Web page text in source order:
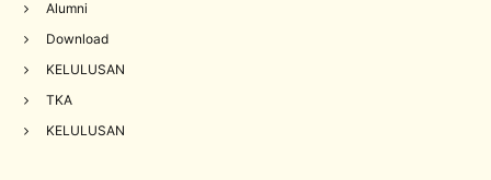
Alumni
Download
KELULUSAN
TKA
KELULUSAN